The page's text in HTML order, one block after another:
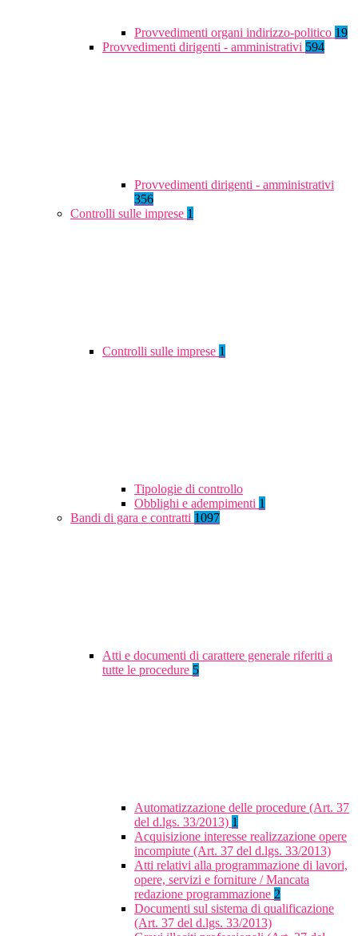
Provvedimenti organi indirizzo-politico 19
Provvedimenti dirigenti - amministrativi 594
Provvedimenti dirigenti - amministrativi
356
Controlli sulle imprese 1
Controlli sulle imprese 1
Tipologie di controllo
Obblighi e adempimenti 1
Bandi di gara e contratti 1097
Atti e documenti di carattere generale riferiti a
tutte le procedure 5
Automatizzazione delle procedure (Art. 37
del d.lgs. 33/2013) 1
Acquisizione interesse realizzazione opere
incompiute (Art. 37 del d.lgs. 33/2013)
Atti relativi alla programmazione di lavori,
opere, servizi e forniture / Mancata
redazione programmazione 2
Documenti sul sistema di qualificazione
(Art. 37 del d.lgs. 33/2013)